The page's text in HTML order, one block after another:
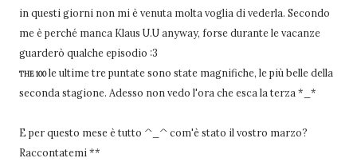
in questi giorni non mi è venuta molta voglia di vederla. Secondo
me è perché manca Klaus U.U anyway, forse durante le vacanze
guarderò qualche episodio :3
THE 100le ultime tre puntate sono state magnifiche, le più belle della
seconda stagione. Adesso non vedo l'ora che esca la terza *_*
E per questo mese è tutto ^_^ com'è stato il vostro marzo?
Raccontatemi **